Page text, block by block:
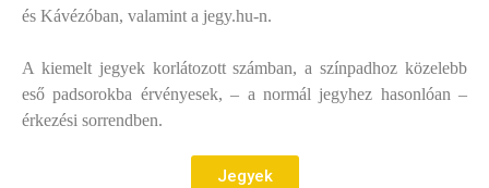
és Kávézóban, valamint a jegy.hu-n.
A kiemelt jegyek korlátozott számban, a színpadhoz közelebb
eső padsorokba érvényesek, – a normál jegyhez hasonlóan –
érkezési sorrendben.
Jegyek